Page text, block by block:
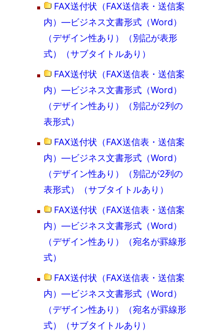
FAX送付状（FAX送信表・送信案
内）―ビジネス文書形式（Word）
（デザイン性あり）（別記が表形
式）（サブタイトルあり）
FAX送付状（FAX送信表・送信案
内）―ビジネス文書形式（Word）
（デザイン性あり）（別記が2列の
表形式）
FAX送付状（FAX送信表・送信案
内）―ビジネス文書形式（Word）
（デザイン性あり）（別記が2列の
表形式）（サブタイトルあり）
FAX送付状（FAX送信表・送信案
内）―ビジネス文書形式（Word）
（デザイン性あり）（宛名が罫線形
式）
FAX送付状（FAX送信表・送信案
内）―ビジネス文書形式（Word）
（デザイン性あり）（宛名が罫線形
式）（サブタイトルあり）